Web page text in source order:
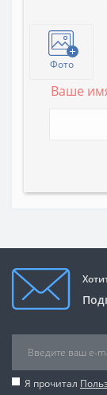
Фото
Ваше
Я прочитал